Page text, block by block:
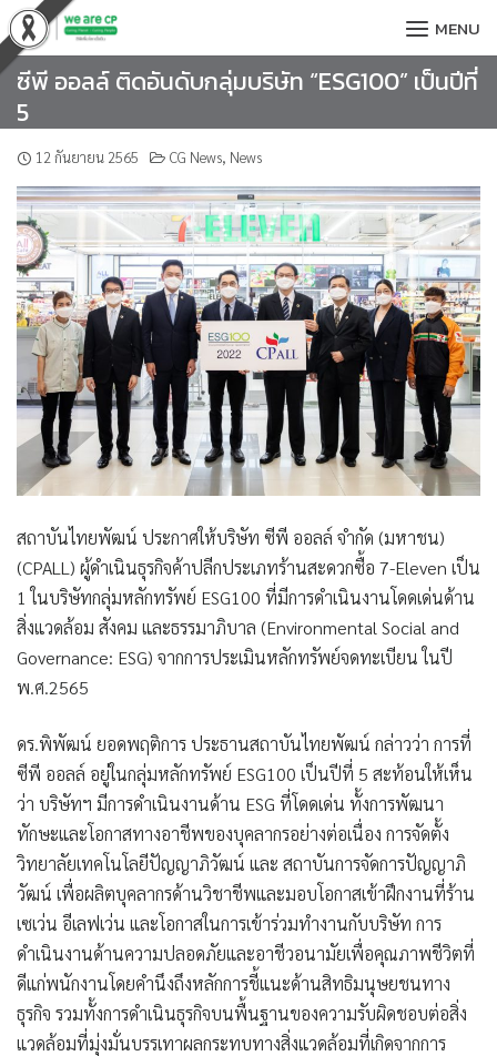
Skip
to
content
MENU
ซีพี ออลล์ ติดอันดับกลุ่มบริษัท “ESG100” เป็นปีที่
5
12 กันยายน 2565 CG News, News
สถาบันไทยพัฒน์ ประกาศให้บริษัท ซีพี ออลล์ จำกัด (มหาชน)
(CPALL ) ผู้ดำเนินธุรกิจค้าปลีกประเภทร้านสะดวกซื้อ 7-Eleven เป็น
1 ในบริษัทกลุ่มหลักทรัพย์ ESG100 ที่มีการดำเนินงานโดดเด่นด้าน
สิ่งแวดล้อม สังคม และธรรมาภิบาล (Environmental Social and
Governance: ESG) จากการประเมินหลักทรัพย์จดทะเบียน ในปี
พ.ศ.2565
ดร.พิพัฒน์ ยอดพฤติการ ประธานสถาบันไทยพัฒน์ กล่าวว่า การที่
ซีพี ออลล์ อยู่ในกลุ่มหลักทรัพย์ ESG100 เป็นปีที่ 5 สะท้อนให้เห็น
ว่า บริษัทฯ มีการดำเนินงานด้าน ESG ที่โดดเด่น ทั้งการพัฒนา
ทักษะและโอกาสทางอาชีพของบุคลากรอย่างต่อเนื่อง การจัดตั้ง
วิทยาลัยเทคโนโลยีปัญญาภิวัฒน์ และ สถาบันการจัดการปัญญาภิ
วัฒน์ เพื่อผลิตบุคลากรด้านวิชาชีพและมอบโอกาสเข้าฝึกงานที่ร้าน
เซเว่น อีเลฟเว่น และโอกาสในการเข้าร่วมทำงานกับบริษัท การ
ดำเนินงานด้านความปลอดภัยและอาชีวอนามัยเพื่อคุณภาพชีวิตที่
ดีแก่พนักงานโดยคำนึงถึงหลักการชี้แนะด้านสิทธิมนุษยชนทาง
ธุรกิจ รวมทั้งการดำเนินธุรกิจบนพื้นฐานของความรับผิดชอบต่อสิ่ง
แวดล้อมที่มุ่งมั่นบรรเทาผลกระทบทางสิ่งแวดล้อมที่เกิดจากการ